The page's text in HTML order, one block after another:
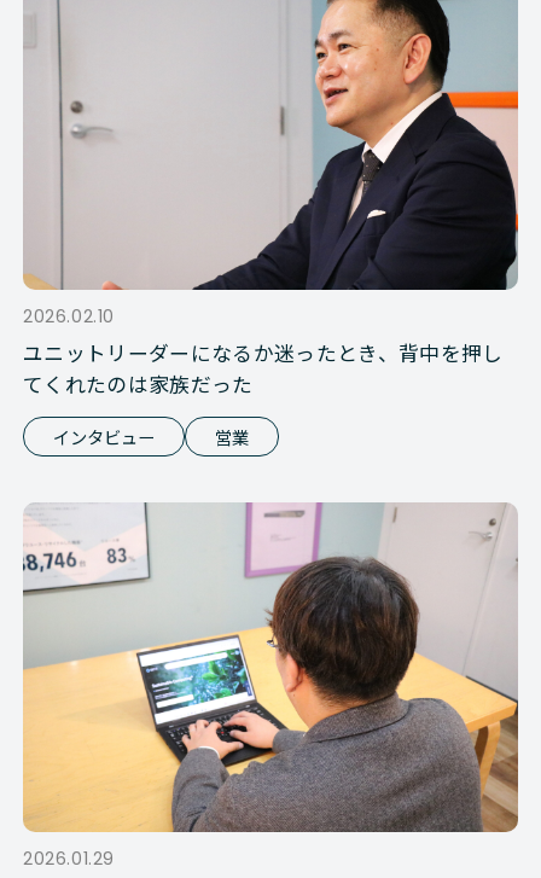
2026.02.10
ユニットリーダーになるか迷ったとき、背中を押し
てくれたのは家族だった
インタビュー 営業
2026.01.29